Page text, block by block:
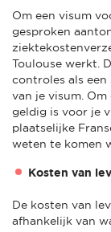
Om een visum
gesproken
Toulouse werkt.
controles als
van je visum.
geldig is voor je
plaatselijke
weten te komen
Kosten van
De kosten van
afhankelijk van